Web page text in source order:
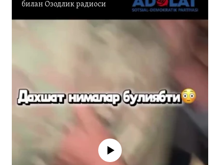
билан Озодлик радиоси
Айни дамда медиа-манба мавжуд
эмас